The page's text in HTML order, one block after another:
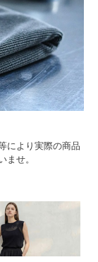
により実際の商品
ませ。